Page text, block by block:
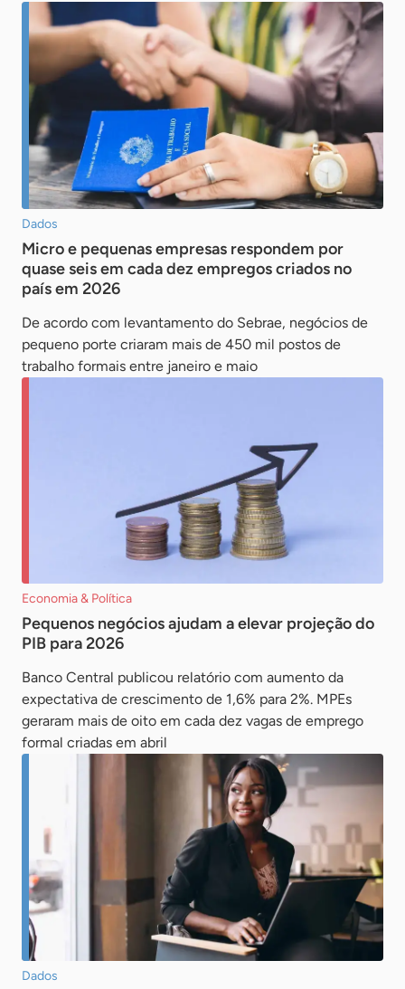
Dados
Micro e pequenas empresas respondem por
quase seis em cada dez empregos criados no
país em 2026
De acordo com levantamento do Sebrae, negócios de
pequeno porte criaram mais de 450 mil postos de
trabalho formais entre janeiro e maio
Economia & Política
Pequenos negócios ajudam a elevar projeção do
PIB para 2026
Banco Central publicou relatório com aumento da
expectativa de crescimento de 1,6% para 2%. MPEs
geraram mais de oito em cada dez vagas de emprego
formal criadas em abril
Dados